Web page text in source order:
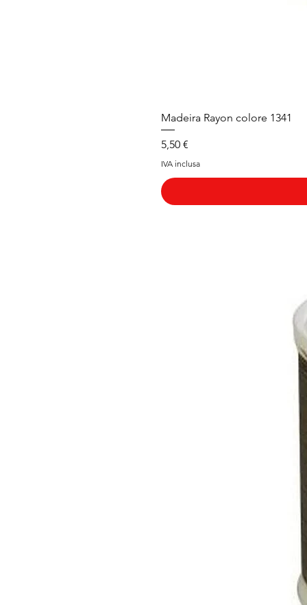
Madeira Rayon colore 1341
Prezzo
5,50 €
IVA inclusa